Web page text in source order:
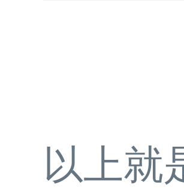
以上就